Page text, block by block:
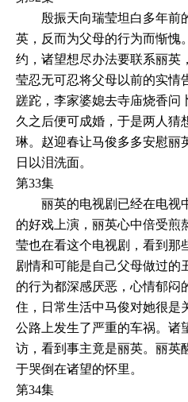
殷振天向瑞莹坦白多年前
英，反而为父母的行为而惭愧
约，诸望想尽办法要联系丽英
莹忍无可忍将父母以前的实情
蹉跎，李家婆媳去寺庙烧香问
久之后便可成婚，于是两人猜
琳。赵迎春让马俊多多安慰丽
日以泪洗面。
第33集
丽英的电视剧已经在电视
的好戏上演，丽英心中倍受煎
莹也在看这个电视剧，看到那
剧情和可能是自己父母做过的
的行为都深感厌恶，心情郁闷
住，日常生活中马俊对她很是
公路上发生了严重的车祸。诸
访，看到事主竟是丽英。丽英
于哭倒在诸望的怀里。
第34集